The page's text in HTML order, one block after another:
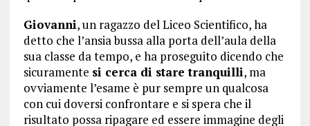
Giovanni, un ragazzo del Liceo Scientifico, ha
detto che l’ansia bussa alla porta dell’aula della
sua classe da tempo, e ha proseguito dicendo che
sicuramente si cerca di stare tranquilli, ma
ovviamente l’esame è pur sempre un qualcosa
con cui doversi confrontare e si spera che il
risultato possa ripagare ed essere immagine degli